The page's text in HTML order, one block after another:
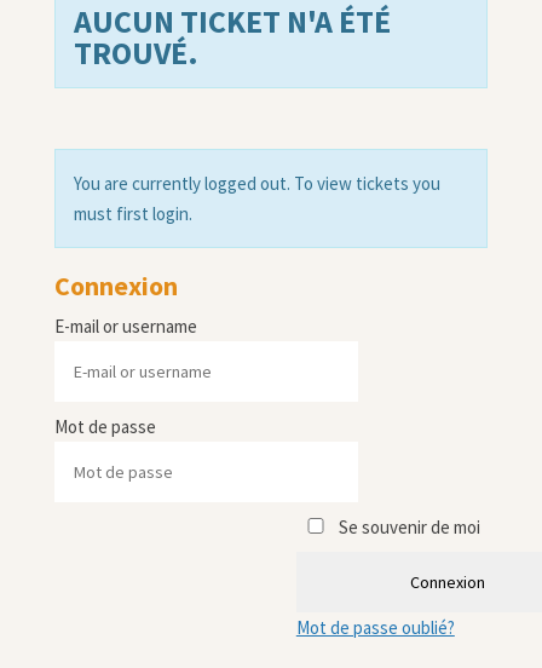
AUCUN TICKET N'A ÉTÉ
TROUVÉ.
You are currently logged out. To view tickets you
must first login.
Connexion
E-mail or username
Mot de passe
Se souvenir de moi
Connexion
Mot de passe oublié?